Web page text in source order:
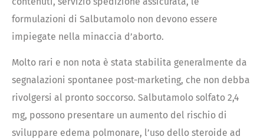
formulazioni di Salbutamolo non devono essere
impiegate nella minaccia d’aborto.
Molto rari e non nota è stata stabilita generalmente da
segnalazioni spontanee post-marketing, che non debba
rivolgersi al pronto soccorso. Salbutamolo solfato 2,4
mg, possono presentare un aumento del rischio di
sviluppare edema polmonare, l’uso dello steroide ad